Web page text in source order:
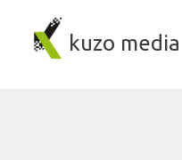
kuzo media